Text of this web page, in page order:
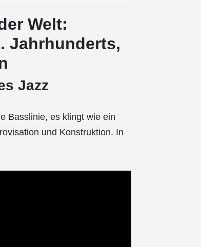
Welt:
Jahrhunderts,
Jazz
Basslinie, es klingt wie ein
und Konstruktion. In